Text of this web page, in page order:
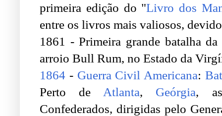
primeira edição do "Livro dos
entre os livros mais valiosos,
1861 - Primeira grande batalha
arroio Bull Rum, no Estado da
1864 - Guerra Civil Americana:
Perto de Atlanta, Geórgia,
Confederados, dirigidas pelo